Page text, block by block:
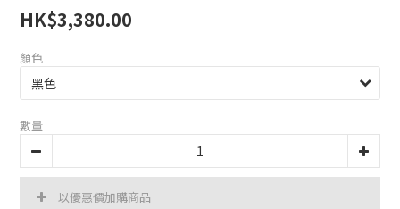
HK$3,380.00
顏色
數量
以優惠價加購商品